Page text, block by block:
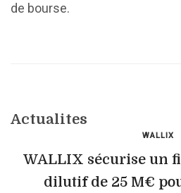
de bourse.
Actualites
WALLIX
WALLIX sécurise un
dilutif de 25 M€